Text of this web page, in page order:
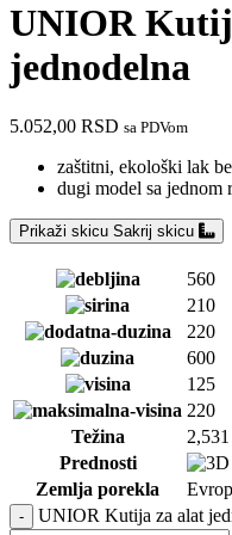
UNIOR
jednodelna
5.052,00 RSD sa PDVom
zaštitni, ekološki lak
dugi model sa jednom
Prikaži skicu Sakrij skicu
560
210
220
600
125
220
Težina
Prednosti
Zemlja porekla
UNIOR Kutija za alat